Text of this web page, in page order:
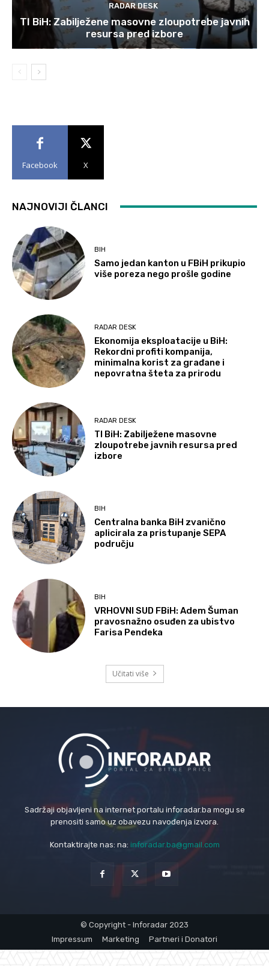
RADAR DESK
TI BiH: Zabilježene masovne zloupotrebe javnih
resursa pred izbore
Facebook X
NAJNOVIJI ČLANCI
BIH
Samo jedan kanton u FBiH prikupio
više poreza nego prošle godine
RADAR DESK
Ekonomija eksploatacije u BiH:
Rekordni profiti kompanija,
minimalna korist za građane i
nepovratna šteta za prirodu
RADAR DESK
TI BiH: Zabilježene masovne
zloupotrebe javnih resursa pred
izbore
BIH
Centralna banka BiH zvanično
aplicirala za pristupanje SEPA
području
BIH
VRHOVNI SUD FBiH: Adem Šuman
pravosnažno osuđen za ubistvo
Farisa Pendeka
Učitati više
Sadržaji objavljeni na internet portalu inforadar.ba mogu se
prenositi samo uz obavezu navođenja izvora.
Kontaktirajte nas: na: inforadar.ba@gmail.com
© Copyright - Inforadar 2023
Impressum
Marketing Partneri i Donatori